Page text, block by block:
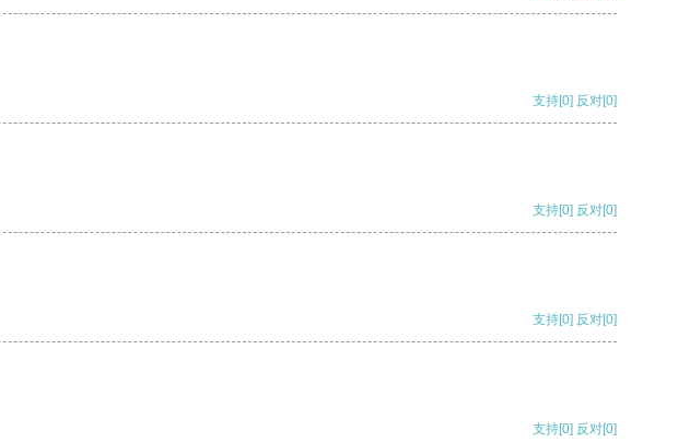
支持[0] 反对[0]
支持[0] 反对[0]
支持[0] 反对[0]
支持[0] 反对[0]